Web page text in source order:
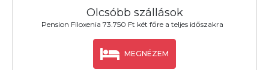
Olcsóbb szállások
Pension Filoxenia 73.750 Ft két főre a teljes időszakra
MEGNÉZEM